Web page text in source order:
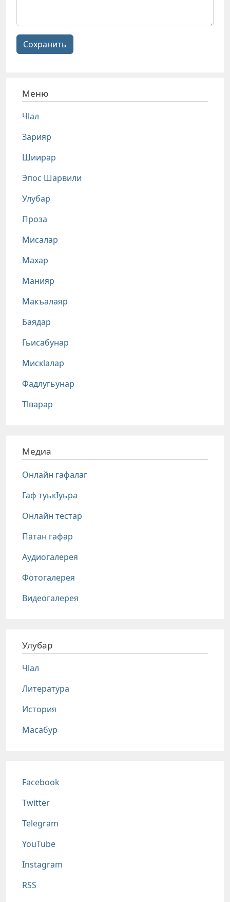
Сохранить
Меню
Чlал
Зарияр
Шиирар
Эпос Шарвили
Улубар
Проза
Мисалар
Махар
Манияр
Макъалаяр
Баядар
Гьисабунар
Мискlалар
Фадлугьунар
Тlварар
Медиа
Онлайн гафалаг
Гаф туькIуьра
Онлайн тестар
Патан гафар
Аудиогалерея
Фотогалерея
Видеогалерея
Улубар
Чlал
Литература
История
Масабур
Соц сети
Facebook
Twitter
Telegram
YouTube
Instagram
RSS